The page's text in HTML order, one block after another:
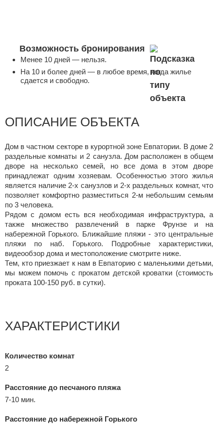
Возможность бронирования
Менее 10 дней — нельзя.
На 10 и более дней — в любое время, когда жилье
сдается и свободно.
ОПИСАНИЕ ОБЪЕКТА
Дом в частном секторе в курортной зоне Евпатории. В доме 2
раздельные комнаты и 2 санузла. Дом расположен в общем
дворе на несколько семей, но все дома в этом дворе
принадлежат одним хозяевам. Особенностью этого жилья
является наличие 2-х санузлов и 2-х раздельных комнат, что
позволяет комфортно разместиться 2-м небольшим семьям
по 3 человека.
Рядом с домом есть вся необходимая инфраструктура, а
также множество развлечений в парке Фрунзе и на
набережной Горького. Ближайшие пляжи - это центральные
пляжи по наб. Горького. Подробные характеристики,
видеообзор дома и местоположение смотрите ниже.
Тем, кто приезжает к нам в Евпаторию с маленькими детьми,
мы можем помочь с прокатом детской кроватки (стоимость
проката 100-150 руб. в сутки).
ХАРАКТЕРИСТИКИ
Количество комнат
2
Расстояние до песчаного пляжа
7-10 мин.
Расстояние до набережной Горького